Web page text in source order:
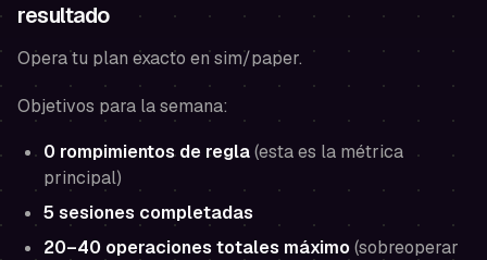
resultado
Opera tu plan exacto en sim/paper.
Objetivos para la semana:
0 rompimientos de regla(esta es la métrica
principal)
5 sesiones completadas
20–40 operaciones totales máximo(sobreoperar